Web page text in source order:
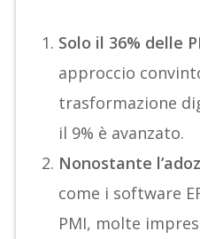
Solo il 36% delle
approccio
trasformazione
il 9% è avanzato.
Nonostante
come i software
PMI, molte